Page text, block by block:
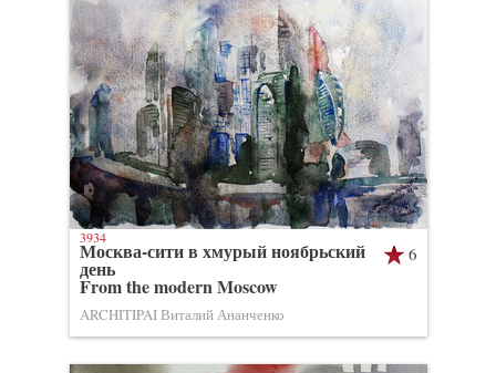
6
Москва-сити в хмурый ноябрьский
день
From the modern Moscow
ARCHITIPAI Виталий Ананченко
3934